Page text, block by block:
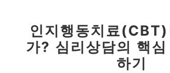
인지행동치료(CBT)
가? 심리상담의 핵심
하기